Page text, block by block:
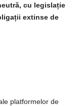
cu legislație
extinse de
platformelor de